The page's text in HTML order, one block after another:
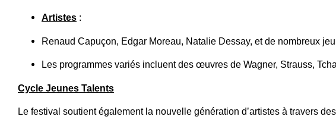
Artistes :
Renaud Capuçon, Edgar Moreau, Natalie Dessay, et de nombreux
Les programmes variés incluent des œuvres de Wagner, Strauss,
Cycle Jeunes Talents
Le festival soutient également la nouvelle génération d’artistes à travers